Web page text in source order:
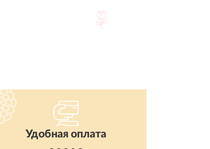
Удобная оплата